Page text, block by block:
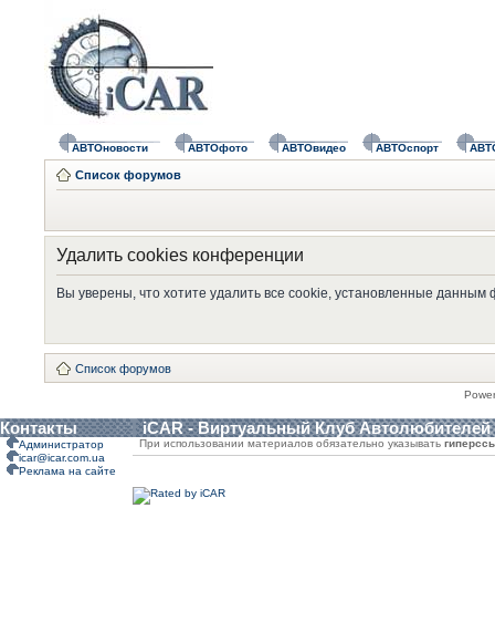
АВТОновости АВТОфото АВТОвидео АВТОспорт
Список форумов
Удалить cookies конференции
Вы уверены, что хотите удалить все cookie, установленные
Список форумов
Контакты iCAR - Виртуальный Клуб Автолюбителей
Администратор
icar@icar.com.ua
Реклама на сайте
При использовании материалов обязательно указывать